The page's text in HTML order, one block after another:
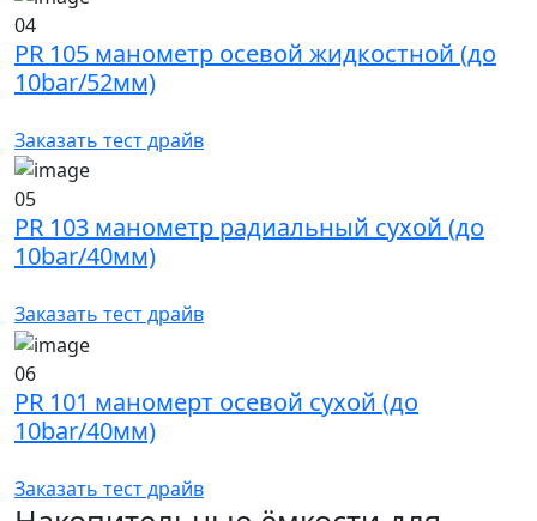
04
PR 105 манометр осевой жидкостной (до
10bar/52мм)
Заказать тест драйв
05
PR 103 манометр радиальный сухой (до
10bar/40мм)
Заказать тест драйв
06
PR 101 маномерт осевой сухой (до
10bar/40мм)
Заказать тест драйв